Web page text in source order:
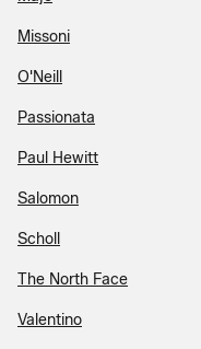
Missoni
O'Neill
Passionata
Paul Hewitt
Salomon
Scholl
The North Face
Valentino